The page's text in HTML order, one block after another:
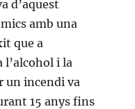
d’aquest
amb una
que a
l’alcohol i la
un incendi va
15 anys fins